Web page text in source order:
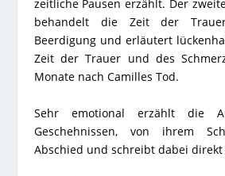
zeitliche Pausen erzählt. Der
behandelt die Zeit der
Beerdigung und erläutert
Zeit der Trauer und des
Monate nach Camilles Tod.
Sehr emotional erzählt die
Geschehnissen, von ihrem
Abschied und schreibt dabei direkt